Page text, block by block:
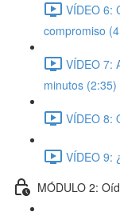
VÍDEO 6:
compromiso
VÍDEO 7:
minutos (2:35)
VÍDEO 8:
VÍDEO 9:
MÓDULO 2: